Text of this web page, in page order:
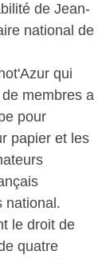
de Jean-
national de
qui
membres a
pour
papier et les
national.
le droit de
quatre